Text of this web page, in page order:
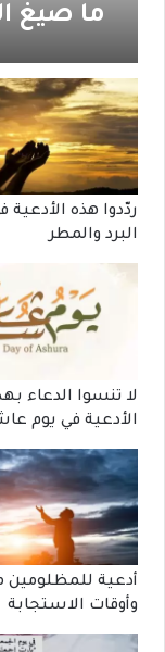
ما صيغ
ردّدوا هذه الأدعية
البرد والمطر
لا تنسوا الدعاء
الأدعية في يوم
أدعية للمظلومين
وأوقات الاستجابة